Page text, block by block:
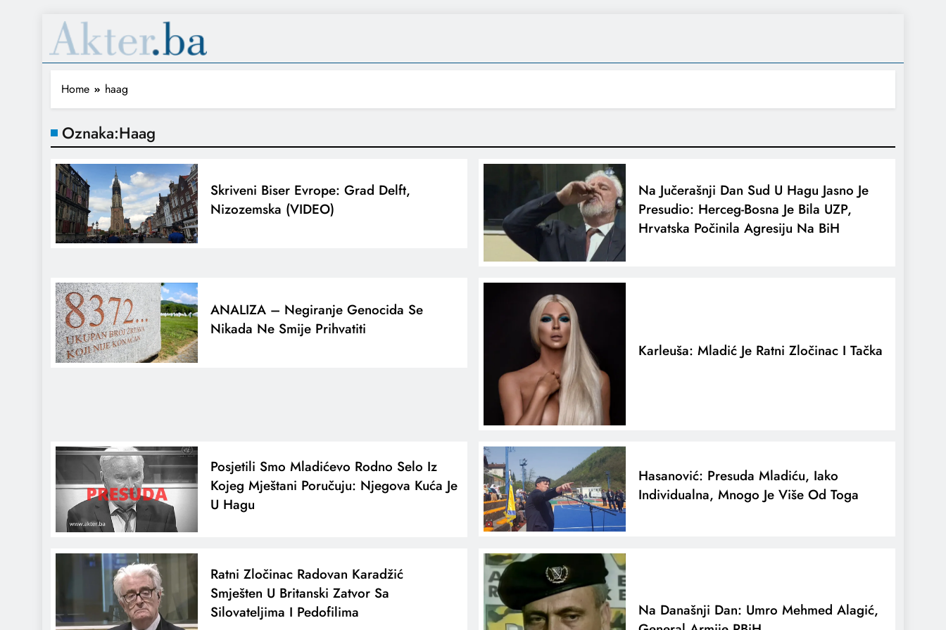
Home haag
Oznaka:Haag
Skriveni Biser Evrope: Grad Delft,
Nizozemska (VIDEO)
Na Jučerašnji Dan Sud U Hagu Jasno Je
Presudio: Herceg-Bosna Je Bila UZP,
Hrvatska Počinila Agresiju Na BiH
ANALIZA – Negiranje Genocida Se
Nikada Ne Smije Prihvatiti
Karleuša: Mladić Je Ratni Zločinac I Tačka
Posjetili Smo Mladićevo Rodno Selo Iz
Kojeg Mještani Poručuju: Njegova Kuća Je
U Hagu
Hasanović: Presuda Mladiću, Iako
Individualna, Mnogo Je Više Od Toga
Ratni Zločinac Radovan Karadžić
Smješten U Britanski Zatvor Sa
Silovateljima I Pedofilima
Na Današnji Dan: Umro Mehmed Alagić,